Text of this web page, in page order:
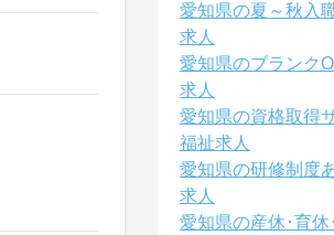
愛知県の夏～秋入
求人
愛知県のブランク
求人
愛知県の資格取得
福祉求人
愛知県の研修制度
求人
愛知県の産休･育